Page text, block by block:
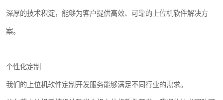
深厚的技术积淀，能够为客户提供高效、可靠的上位机软件解决方
案。
个性化定制
我们的上位机软件定制开发服务能够满足不同行业的需求。